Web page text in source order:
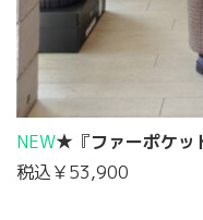
NEW★『ファーポケッ
税込￥53,900